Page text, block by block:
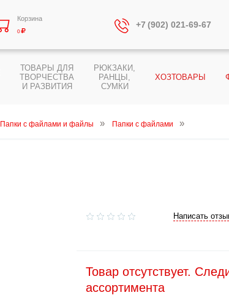
Корзина
0
+7 (902) 021-69-67
ТОВАРЫ ДЛЯ
ТВОРЧЕСТВА
И РАЗВИТИЯ
РЮКЗАКИ,
РАНЦЫ,
СУМКИ
ХОЗТОВАРЫ
Папки с файлами и файлы Папки с файлами
Написать
Товар отсутствует.
ассортимента